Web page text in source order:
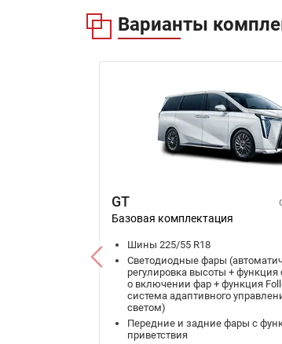
Варианты
GT
Базовая комплектация
Шины 225/55 R18
Светодиодные фары
регулировка высоты + функция
о включении фар + функция
система адаптивного
светом)
Передние и задние фары с
приветствия